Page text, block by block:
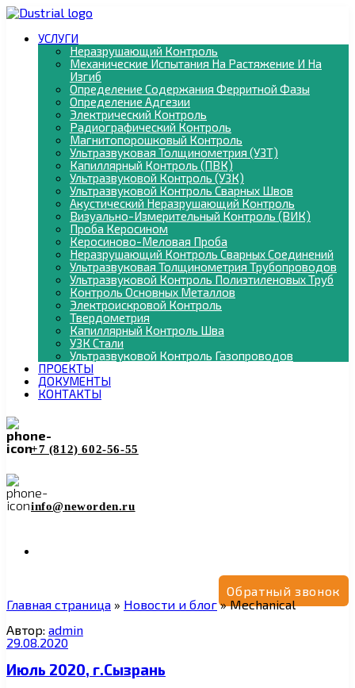
УСЛУГИ
Неразрушающий Контроль
Механические Испытания На Растяжение И На
Изгиб
Определение Содержания Ферритной Фазы
Определение Адгезии
Электрический Контроль
Радиографический Контроль
Магнитопорошковый Контроль
Ультразвуковая Толщинометрия (УЗТ)
Капиллярный Контроль (ПВК)
Ультразвуковой Контроль (УЗК)
Ультразвуковой Контроль Сварных Швов
Акустический Неразрушающий Контроль
Визуально-Измерительный Контроль (ВИК)
Проба Керосином
Керосиново-Меловая Проба
Неразрушающий Контроль Сварных Соединений
Ультразвуковая Толщинометрия Трубопроводов
Ультразвуковой Контроль Полиэтиленовых Труб
Контроль Основных Металлов
Электроискровой Контроль
Твердометрия
Капиллярный Контроль Шва
УЗК Стали
Ультразвуковой Контроль Газопроводов
ПРОЕКТЫ
ДОКУМЕНТЫ
КОНТАКТЫ
+7 (812) 602-56-55
info@neworden.ru
Обратный звонок
Главная страница » Новости и блог»Mechanical
Автор: admin
29.08.2020
Июль 2020, г.Сызрань